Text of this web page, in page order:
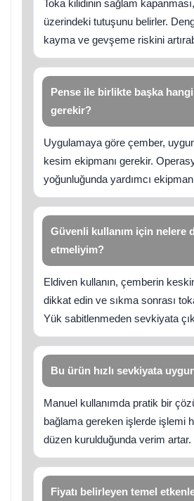
Toka kilidinin sağlam
üzerindeki tutuşunu belirler.
kayma ve gevşeme riskini
Pense ile birlikte başka
gerekir?
Uygulamaya göre çember,
kesim ekipmanı gerekir.
yoğunluğunda yardımcı
Güvenli kullanım için nelere
etmeliyim?
Eldiven kullanın, çemberin
dikkat edin ve sıkma sonrası
Yük sabitlenmeden sevkiyata
Bu ürün hızlı sevkiyata
Manuel kullanımda pratik bir
bağlama gereken işlerde işlemi
düzen kurulduğunda verim artar.
Fiyatı belirleyen temel